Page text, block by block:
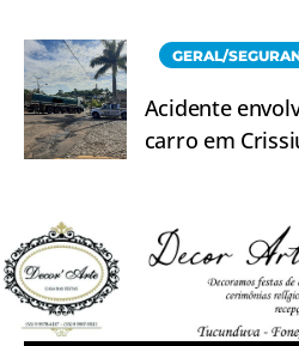
GERAL/
Acidente
carro em